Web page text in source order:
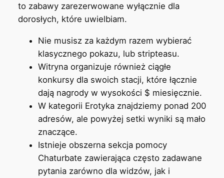
to zabawy zarezerwowane wyłącznie dla
dorosłych, które uwielbiam.
Nie musisz za każdym razem wybierać
klasycznego pokazu, lub stripteasu.
Witryna organizuje również ciągłe
konkursy dla swoich stacji, które łącznie
dają nagrody w wysokości $ miesięcznie.
W kategorii Erotyka znajdziemy ponad 200
adresów, ale powyżej setki wyniki są mało
znaczące.
Istnieje obszerna sekcja pomocy
Chaturbate zawierająca często zadawane
pytania zarówno dla widzów, jak i